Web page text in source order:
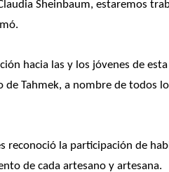
Sheinbaum, estaremos
hacia las y los jóvenes de
Tahmek, a nombre de todos
reconoció la participación de
de cada artesano y artesana.